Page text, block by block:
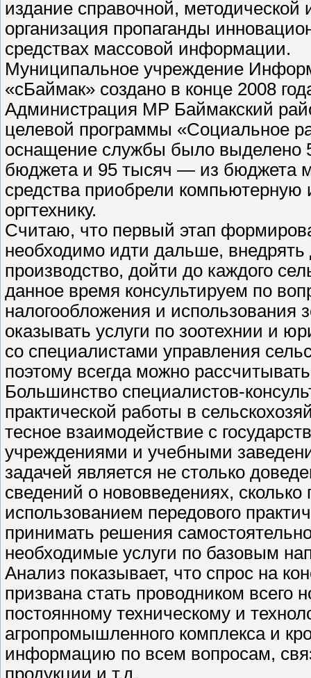
издание справочной, методической
организация пропаганды
средствах массовой информации.
Муниципальное учреждение
«сБаймак» создано в конце 2008
Администрация МР Баймакский
целевой программы «Социальное
оснащение службы было выделено
бюджета и 95 тысяч — из бюджета
средства приобрели
оргтехнику.
Считаю, что первый этап
необходимо идти дальше, внедрять
производство, дойти до каждого
данное время консультируем по
налогообложения и
оказывать услуги по зоотехнии и
со специалистами управления
поэтому всегда можно
Большинство специалистов-
практической работы в
тесное взаимодействие с
учреждениями и учебными
задачей является не столько
сведений о нововведениях,
использованием передового
принимать решения
необходимые услуги по базовым
Анализ показывает, что спрос на
призвана стать проводником всего
постоянному техническому и
агропромышленного комплекса и
информацию по всем вопросам,
продукции и т.д.